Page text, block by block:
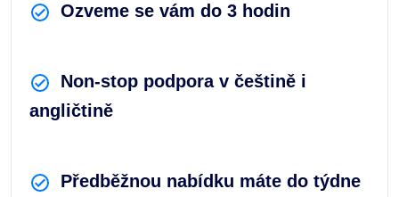
Ozveme se vám do 3 hodin
Non-stop podpora v češtině i
angličtině
Předběžnou nabídku máte do týdne